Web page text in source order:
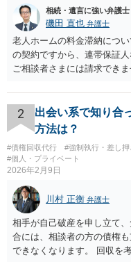
相続・遺言に強い弁護士
磯田 直也 弁護士
老人ホームの料金滞納につ
の契約ですから、連帯保証
ご相談者さまには請求でき
護受給の際に扶養できない
い旨回答すればそれまでで
通りです。 民法上の扶養義
ではありません。 あくまで
の介護は子供がみるという
る扶養義務は配偶者や子に
養義務の順位を下げる一つの
2
出会い系で知り合
方法は？
#債権回収代行 #強制執行・差し押
#個人・プライベート
2026年2月9日
川村 正衡 弁護士
相手が自己破産を申し立て
合には、相談者の方の債権
できなくなります。 回収を